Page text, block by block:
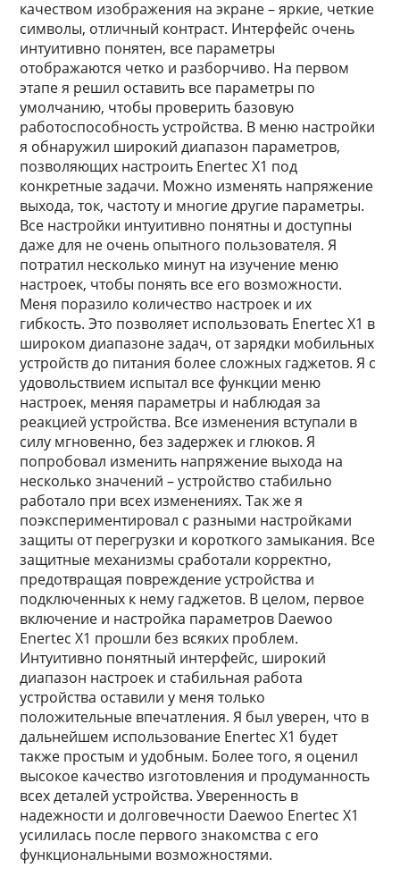
качеством изображения на экране – яркие, четкие
символы, отличный контраст. Интерфейс очень
интуитивно понятен, все параметры
отображаются четко и разборчиво. На первом
этапе я решил оставить все параметры по
умолчанию, чтобы проверить базовую
работоспособность устройства. В меню настройки
я обнаружил широкий диапазон параметров,
позволяющих настроить Enertec X1 под
конкретные задачи. Можно изменять напряжение
выхода, ток, частоту и многие другие параметры.
Все настройки интуитивно понятны и доступны
даже для не очень опытного пользователя. Я
потратил несколько минут на изучение меню
настроек, чтобы понять все его возможности.
Меня поразило количество настроек и их
гибкость. Это позволяет использовать Enertec X1 в
широком диапазоне задач, от зарядки мобильных
устройств до питания более сложных гаджетов. Я с
удовольствием испытал все функции меню
настроек, меняя параметры и наблюдая за
реакцией устройства. Все изменения вступали в
силу мгновенно, без задержек и глюков. Я
попробовал изменить напряжение выхода на
несколько значений – устройство стабильно
работало при всех изменениях. Так же я
поэкспериментировал с разными настройками
защиты от перегрузки и короткого замыкания. Все
защитные механизмы сработали корректно,
предотвращая повреждение устройства и
подключенных к нему гаджетов. В целом, первое
включение и настройка параметров Daewoo
Enertec X1 прошли без всяких проблем.
Интуитивно понятный интерфейс, широкий
диапазон настроек и стабильная работа
устройства оставили у меня только
положительные впечатления. Я был уверен, что в
дальнейшем использование Enertec X1 будет
также простым и удобным. Более того, я оценил
высокое качество изготовления и продуманность
всех деталей устройства. Уверенность в
надежности и долговечности Daewoo Enertec X1
усилилась после первого знакомства с его
функциональными возможностями.